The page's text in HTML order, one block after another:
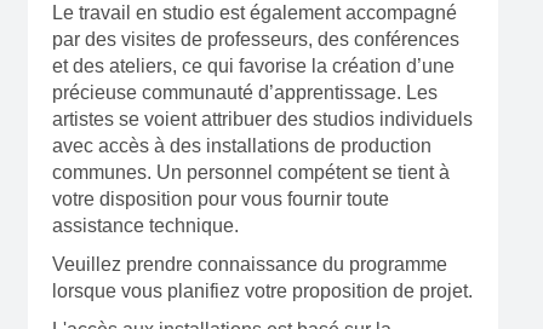
Le travail en studio est également accompagné
par des visites de professeurs, des conférences
et des ateliers, ce qui favorise la création d’une
précieuse communauté d’apprentissage. Les
artistes se voient attribuer des studios individuels
avec accès à des installations de production
communes. Un personnel compétent se tient à
votre disposition pour vous fournir toute
assistance technique.
Veuillez prendre connaissance du programme
lorsque vous planifiez votre proposition de projet.